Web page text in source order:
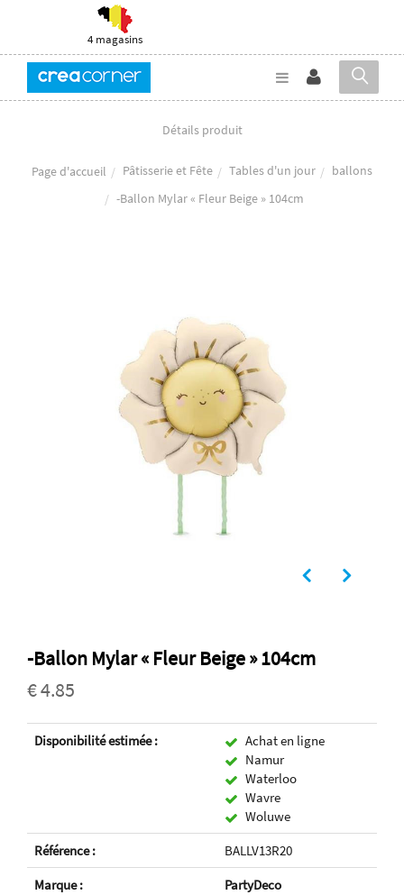
4 magasins
Détails produit
Page d'accueil Pâtisserie et Fête Tables d'un jour
ballons
-Ballon Mylar « Fleur Beige » 104cm
-Ballon Mylar « Fleur Beige » 104cm
€ 4.85
Disponibilité estimée :
Achat en ligne
Namur
Waterloo
Wavre
Woluwe
Référence :
BALLV13R20
Marque :
PartyDeco